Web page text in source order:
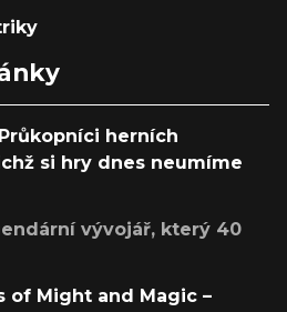
herních
si hry dnes neumíme
vývojář, který 40
of Might and Magic –